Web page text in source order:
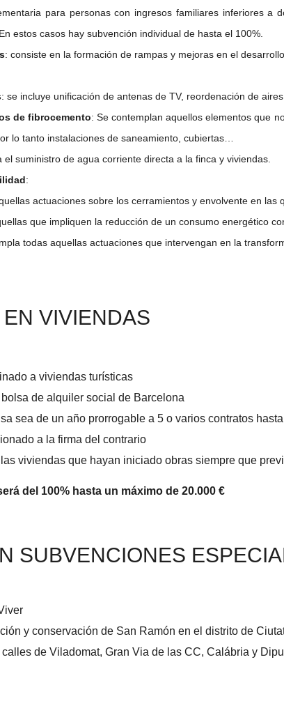
para personas con ingresos familiares inferiores
estos casos hay subvención individual de hasta el 100%.
: consiste en la formación de rampas y mejoras en el
: se incluye unificación de antenas de TV, reordenación de
de fibrocemento: Se contemplan aquellos elementos que
lo tanto instalaciones de saneamiento, cubiertas…
el suministro de agua corriente directa a la finca y viviendas.
:
actuaciones sobre los cerramientos y envolvente en
que impliquen la reducción de un consumo energético
todas aquellas actuaciones que intervengan en la
VIVIENDAS
a viviendas turísticas
de alquiler social de Barcelona
sea de un año prorrogable a 5 o varios contratos
a la firma del contrario
viviendas que hayan iniciado obras siempre que
del 100% hasta un máximo de 20.000 €
SUBVENCIONES
y conservación de San Ramón en el distrito de
de Viladomat, Gran Via de las CC, Calábria y